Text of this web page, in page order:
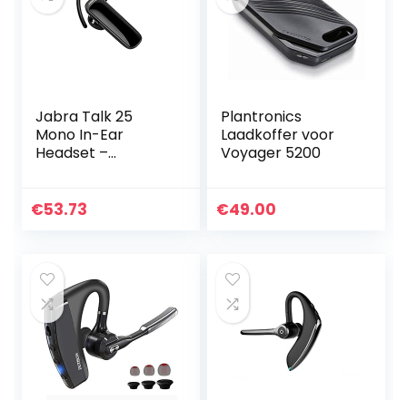
Jabra Talk 25
Mono In-Ear
Headset –
Richtingaanwijzing
Apparaten –
Zwart
€53.73
Plantronics
Laadkoffer voor
Voyager 5200
€49.00